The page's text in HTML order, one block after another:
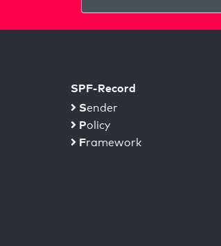
SPF-Record
Sender
Policy
Framework